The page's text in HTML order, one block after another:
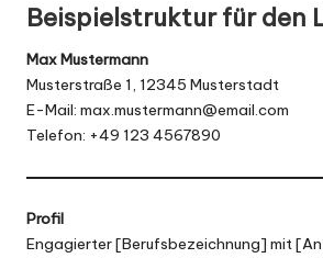
Beispielstruktur für den
Max Mustermann
Musterstraße 1, 12345 Musterstadt
E-Mail: max.mustermann@email.com
Telefon: +49 123 4567890
Profil
Engagierter [Berufsbezeichnung] mit